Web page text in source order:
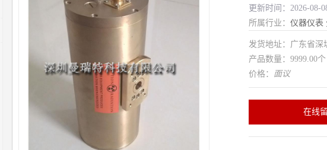
更新时间：2026-08-
所属行业： 仪器仪表
发货地址：广东省深
产品数量：9999.00个
价格： 面议
在线